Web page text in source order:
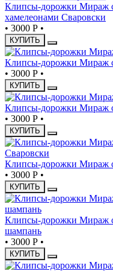
Клипсы-дорожки Мираж
хамелеонами Сваровски
• 3000 Р •
КУПИТЬ
Клипсы-дорожки Мираж
• 3000 Р •
КУПИТЬ
Клипсы-дорожки Мираж
• 3000 Р •
КУПИТЬ
Клипсы-дорожки Мираж
• 3000 Р •
КУПИТЬ
Клипсы-дорожки Мираж
шампань
• 3000 Р •
КУПИТЬ